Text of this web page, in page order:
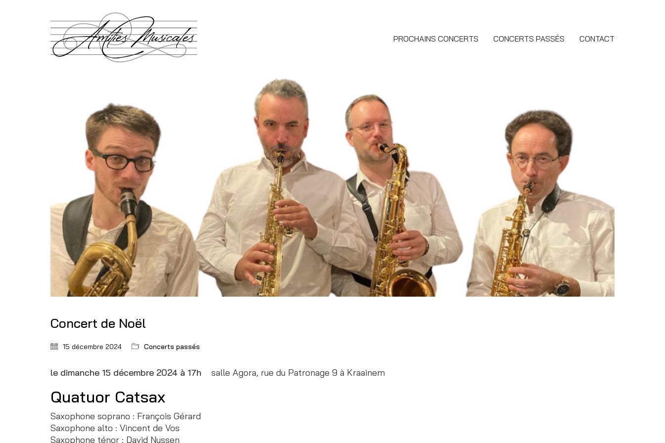
PROCHAINS CONCERTS CONCERTS PASSÉS CONTACT
Concert de Noël
15 décembre 2024 Concerts passés
le dimanche 15 décembre 2024 à 17h salle Agora, rue du Patronage 9 à Kraainem
Quatuor Catsax
Saxophone soprano : François Gérard
Saxophone alto : Vincent de Vos
Saxophone ténor : David Nyssen